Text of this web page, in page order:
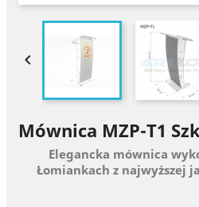

Mównica MZP-T1
Elegancka mównica
Łomiankach z najwyższej